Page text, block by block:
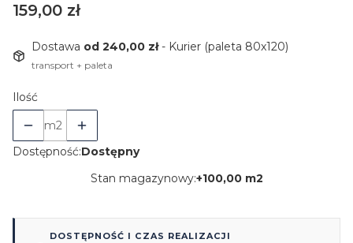
Cena
159,00 zł
Dostawa od 240,00 zł- Kurier (paleta 80x120)
transport + paleta
Ilość
m2
Dostępność:Dostępny
Stan magazynowy:+100,00 m2
DOSTĘPNOŚĆ I CZAS REALIZACJI